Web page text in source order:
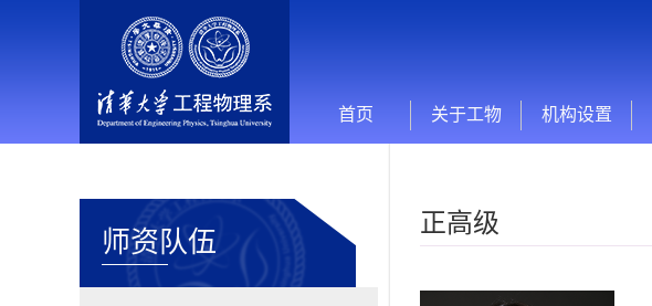
首页 关于工物 机构设置
师资队伍
正高级